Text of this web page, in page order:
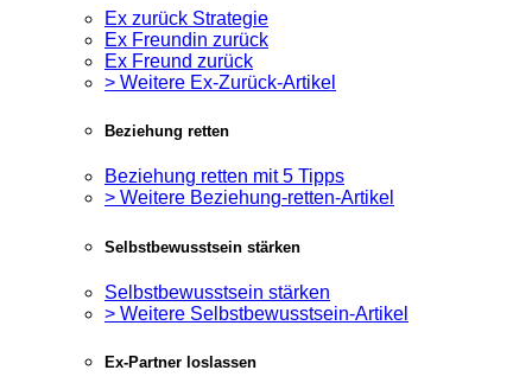
Ex zurück Strategie
Ex Freundin zurück
Ex Freund zurück
> Weitere Ex-Zurück-Artikel
Beziehung retten
Beziehung retten mit 5 Tipps
> Weitere Beziehung-retten-Artikel
Selbstbewusstsein stärken
Selbstbewusstsein stärken
> Weitere Selbstbewusstsein-Artikel
Ex-Partner loslassen